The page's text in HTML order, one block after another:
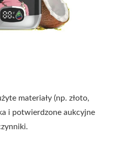
materiały (np. złoto,
i potwierdzone aukcyjne